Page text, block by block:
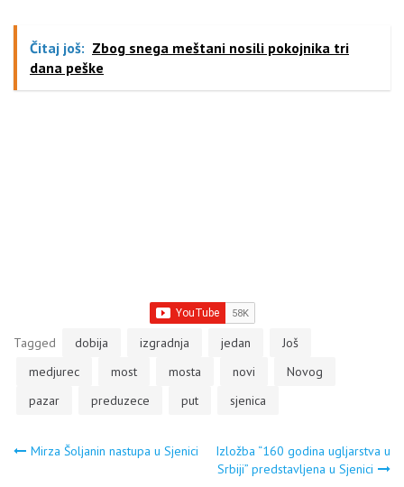
Ugovor su potpisali
predstavnici 13 organizacija
iz Novog Pazara, Sjenice,
Priboja, Prijepolja, Nove
Čitaj još: Zbog snega meštani nosili pokojnika tri
dana peške
Tagged dobija izgradnja jedan
Još
medjurec
most mosta novi
Novog
pazar
preduzece put sjenica
Navigacija
Mirza Šoljanin nastupa u Sjenici
Izložba “160 godina ugljarstva u
Srbiji” predstavljena u Sjenici